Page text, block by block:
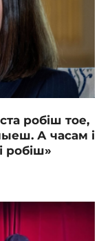
робіш тое,
А часам і
робіш»